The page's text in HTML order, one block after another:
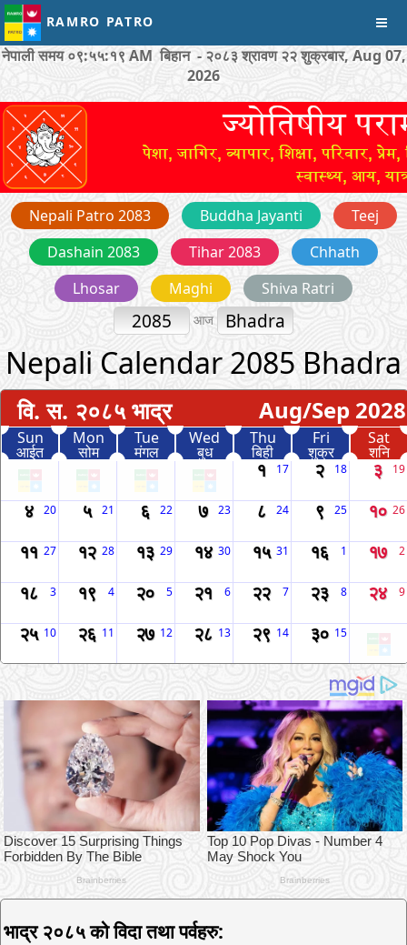
RAMRO PATRO
नेपाली समय०९:५५:१९ AM बिहान - २०८३ श्रावण २२ शुक्रबार, Aug 07,
2026
Nepali Patro 2083 Buddha Jayanti
Teej
Dashain 2083
Tihar 2083
Chhath
Lhosar
Maghi Shiva Ratri
2085 आज Bhadra
Nepali Calendar 2085 Bhadra
वि. स. २०८५ भाद्र Aug/Sep 2028
Sun
आईत
Mon
सोम
Tue
मंगल
Wed
बुध
Thu
बिही
Fri
शुक्र
Sat
शनि
१
17 २ 18 ३ 19
४ 20 ५ 21 ६ 22 ७ 23 ८ 24 ९ 25 १० 26
११ 27 १२ 28 १३ 29 १४ 30 १५ 31 १६ 1 १७ 2
१८ 3 १९ 4 २० 5 २१ 6 २२ 7 २३ 8 २४ 9
२५ 10 २६ 11 २७ 12 २८ 13 २९ 14 ३० 15
भाद्र २०८५ को विदा तथा पर्वहरु: